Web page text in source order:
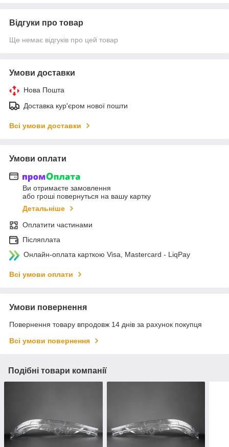
Відгуки про товар
Ще немає відгуків про цей товар
Умови доставки
Нова Пошта
Доставка кур'єром нової пошти
Всі умови доставки
Умови оплати
Ви отримаєте замовлення
або гроші повернуться на вашу картку
Детальніше
Оплатити частинами
Післяплата
Онлайн-оплата карткою Visa, Mastercard - LiqPay
Всі умови оплати
Умови повернення
Повернення товару впродовж 14 днів за рахунок покупця
Всі умови повернення
Подібні товари компанії